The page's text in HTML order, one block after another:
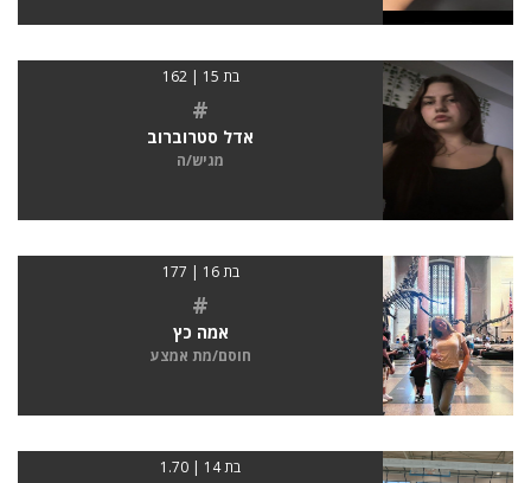
בת 15 | 162
#
אדל סטרוברוב
מגיש/ה
בת 16 | 177
#
אמה כץ
חוסם/מת אמצע
בת 14 | 1.70